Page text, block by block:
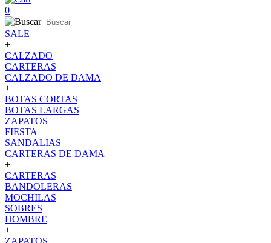
0
SALE
+
CALZADO
CARTERAS
CALZADO DE DAMA
+
BOTAS CORTAS
BOTAS LARGAS
ZAPATOS
FIESTA
SANDALIAS
CARTERAS DE DAMA
+
CARTERAS
BANDOLERAS
MOCHILAS
SOBRES
HOMBRE
+
ZAPATOS